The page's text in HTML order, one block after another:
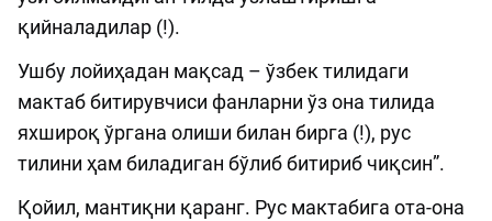
қийналадилар (!).
Ушбу лойиҳадан мақсад – ўзбек тилидаги
мактаб битирувчиси фанларни ўз она тилида
яхшироқ ўргана олиши билан бирга (!), рус
тилини ҳам биладиган бўлиб битириб чиқсин”.
Қойил, мантиқни қаранг. Рус мактабига ота-она